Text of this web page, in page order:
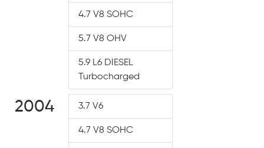
4.7 V8 SOHC
5.7 V8 OHV
5.9 L6 DIESEL
Turbocharged
2004 3.7 V6
4.7 V8 SOHC